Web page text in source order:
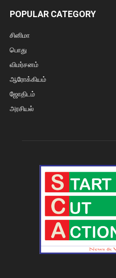
POPULAR CATEGORY
சினிமா
பொது
விமர்சனம்
ஆரோக்கியம்
ஜோதிடம்
அரசியல்